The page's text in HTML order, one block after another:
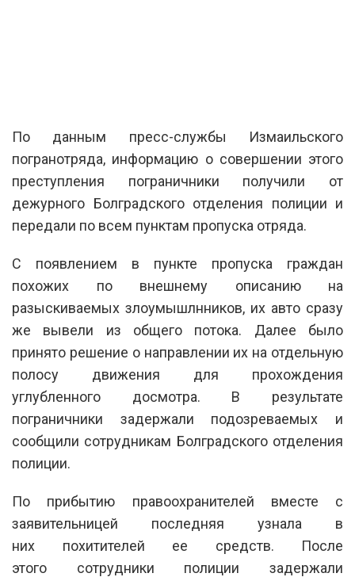
По данным пресс-службы Измаильского
погранотряда, информацию о совершении этого
преступления пограничники получили от
дежурного Болградского отделения полиции и
передали по всем пунктам пропуска отряда.
С появлением в пункте пропуска граждан
похожих по внешнему описанию на
разыскиваемых злоумышлнников, их авто сразу
же вывели из общего потока. Далее было
принято решение о направлении их на отдельную
полосу движения для прохождения
углубленного досмотра. В результате
пограничники задержали подозреваемых и
сообщили сотрудникам Болградского отделения
полиции.
По прибытию правоохранителей вместе с
заявительницей последняя узнала в
них похитителей ее средств. После
этого сотрудники полиции задержали